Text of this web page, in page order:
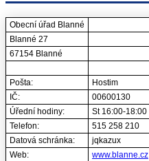
Obecní úřad Blanné
Blanné 27
67154 Blanné
Pošta:
Hostim
IČ:
00600130
Úřední hodiny:
St 16:00-18:00
Telefon:
515 258 210
Datová schránka:
jqkazux
Web:
www.blanne.cz